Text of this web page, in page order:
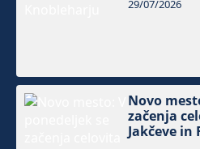
29/07/2026
Novo
začenja
Jakčeve in